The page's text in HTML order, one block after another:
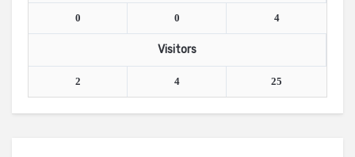
0 0 4
Visitors
2 4 25